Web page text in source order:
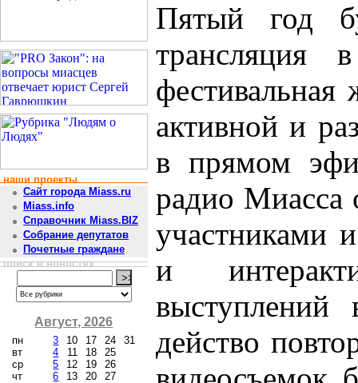
наши проекты
Сайт города Miass.ru
Miass.info
Справочник Miass.BIZ
Собрание депутатов
Почетные граждане
поиск в новостях
Август, 2026
пн
вт
ср
чт
3
4
5
6
10
11
12
13
17
18
19
20
24
25
26
27
31
Пятый год
трансляция
фестивальная
активной и
в прямом
радио Миасса
участниками
и
действо